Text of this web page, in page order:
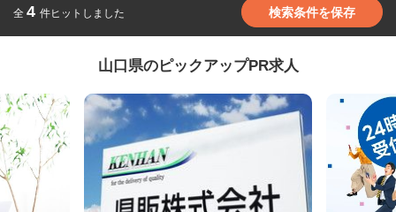
全 4 件ヒットしました 検索条件を保存
山口県のピックアップPR求人